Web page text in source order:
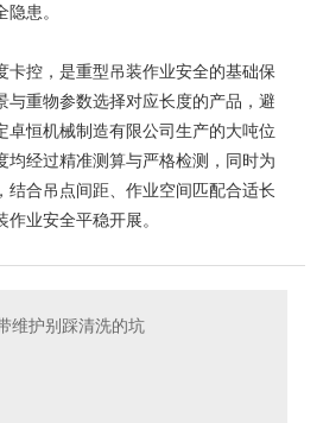
患。
卡控，是重型吊装作业安全的基础保
与重物参数选择对应长度的产品，避
卓恒机械制造有限公司生产的大吨位
均经过精准测算与严格检测，同时为
结合吊点间距、作业空间匹配合适长
业安全平稳开展。
维护别踩清洗的坑